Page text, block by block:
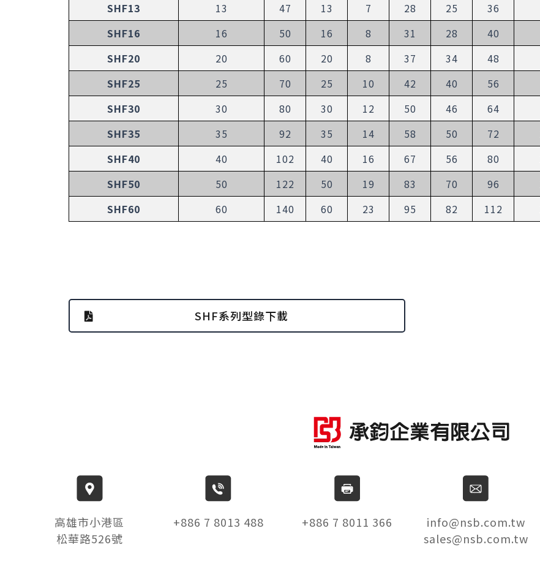
SHF13
13 47 13 7 28 25 36
SHF16
16 50 16 8 31 28 40
SHF20
20 60 20 8 37 34 48
SHF25
25 70 25 10 42 40 56
SHF30
30 80 30 12 50 46 64
SHF35
35 92 35 14 58 50 72
SHF40
40 102 40 16 67 56 80
SHF50
50 122 50 19 83 70 96
SHF60
60 140 60 23 95 82 112
SHF系列型錄下載
高雄市小港區
松華路526號
+886 7 8013 488 +886 7 8011 366
info@nsb.com.tw
sales@nsb.com.tw